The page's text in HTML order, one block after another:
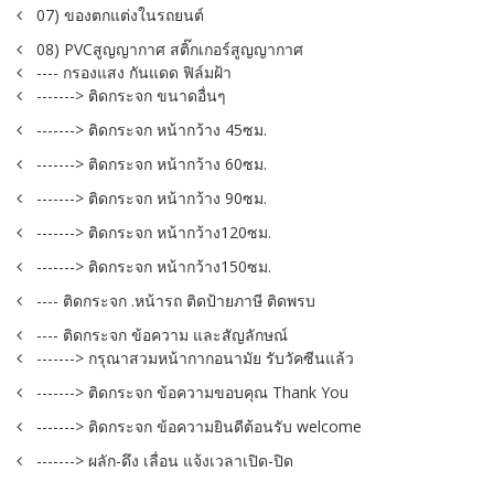
07) ของตกแต่งในรถยนต์
08) PVCสูญญากาศ สติ๊กเกอร์สูญญากาศ
---- กรองแสง กันแดด ฟิล์มฝ้า
-------> ติดกระจก ขนาดอื่นๆ
-------> ติดกระจก หน้ากว้าง 45ซม.
-------> ติดกระจก หน้ากว้าง 60ซม.
-------> ติดกระจก หน้ากว้าง 90ซม.
-------> ติดกระจก หน้ากว้าง120ซม.
-------> ติดกระจก หน้ากว้าง150ซม.
---- ติดกระจก .หน้ารถ ติดป้ายภาษี ติดพรบ
---- ติดกระจก ข้อความ และสัญลักษณ์
-------> กรุณาสวมหน้ากากอนามัย รับวัคซีนแล้ว
-------> ติดกระจก ข้อความขอบคุณ Thank You
-------> ติดกระจก ข้อความยินดีต้อนรับ welcome
-------> ผลัก-ดึง เลื่อน แจ้งเวลาเปิด-ปิด